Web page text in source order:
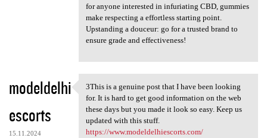
for anyone interested in infuriating CBD, gummies
make respecting a effortless starting point.
Upstanding a douceur: go for a trusted brand to
ensure grade and effectiveness!
modeldelhi
escorts
15.11.2024
3This is a genuine post that
3This is a genuine post that I have been looking
for. It is hard to get good information on the web
these days but you made it look so easy. Keep us
updated with this stuff.
https://www.modeldelhiescorts.com/